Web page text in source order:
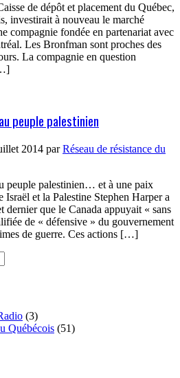
de dépôt et placement du Québec,
investirait à nouveau le marché
compagnie fondée en partenariat avec
Les Bronfman sont proches des
La compagnie en question
peuple palestinien
2014 parRéseau de résistance du
peuple palestinien… et à une paix
Israël et la Palestine Stephen Harper a
dernier que le Canada appuyait « sans
de « défensive » du gouvernement
de guerre. Ces actions […]
(3)
Québécois (51)